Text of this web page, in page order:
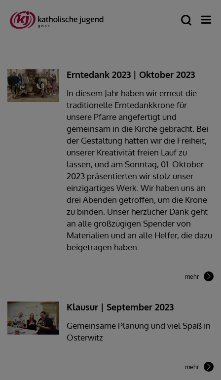
Erntedank 2023 | Oktober 2023
In diesem Jahr haben wir erneut die
traditionelle Erntedankkrone für
unsere Pfarre angefertigt und
gemeinsam in die Kirche gebracht. Bei
der Gestaltung hatten wir die Freiheit,
unserer Kreativität freien Lauf zu
lassen, und am Sonntag, 01. Oktober
2023 präsentierten wir stolz unser
einzigartiges Werk. Wir haben uns an
drei Abenden getroffen, um die Krone
zu binden. Unser herzlicher Dank geht
an alle großzügigen Spender von
Materialien und an alle Helfer, die dazu
beigetragen haben.
mehr
Klausur | September 2023
Gemeinsame Planung und viel Spaß in
Osterwitz
mehr